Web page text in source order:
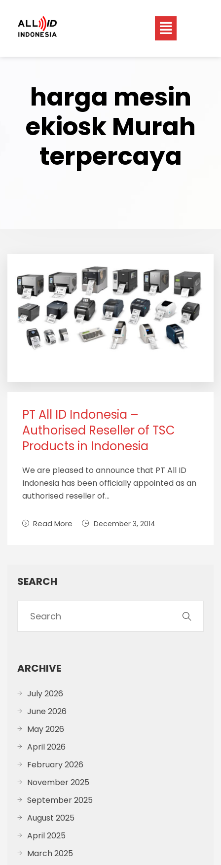
harga mesin
ekiosk Murah
terpercaya
PT All ID Indonesia –
Authorised Reseller of TSC
Products in Indonesia
We are pleased to announce that PT All ID
Indonesia has been officially appointed as an
authorised reseller of…
Read More December 3, 2014
SEARCH
ARCHIVE
July 2026
June 2026
May 2026
April 2026
February 2026
November 2025
September 2025
August 2025
April 2025
March 2025